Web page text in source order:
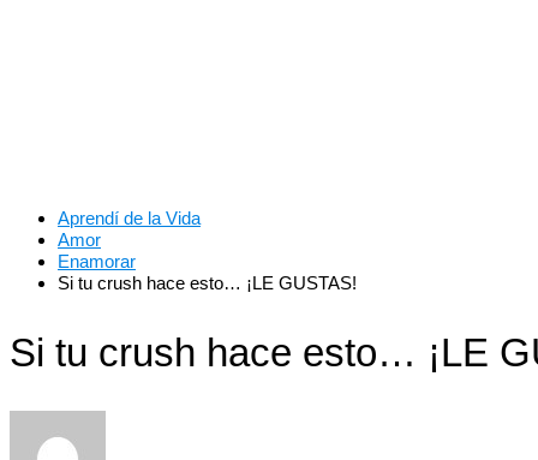
Aprendí de la Vida
Amor
Enamorar
Si tu crush hace esto… ¡LE GUSTAS!
Si tu crush hace esto… ¡LE